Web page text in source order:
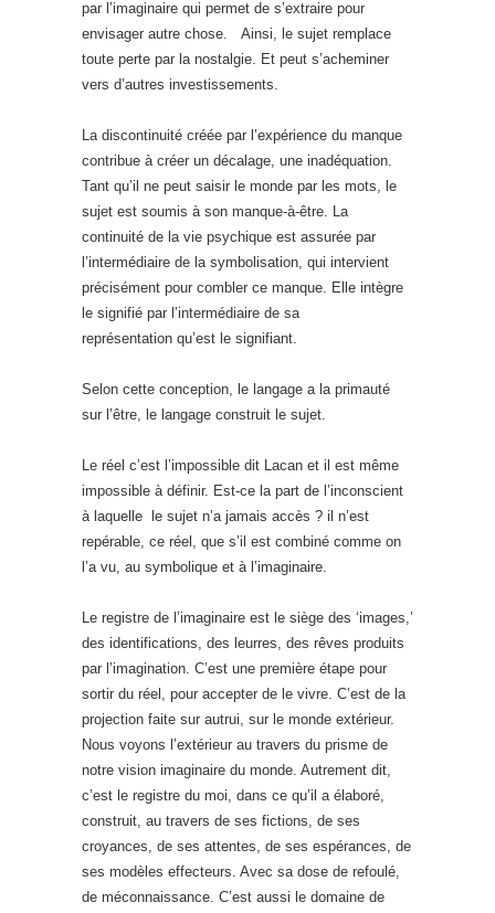
par l’imaginaire qui permet de s’extraire pour
envisager autre chose. Ainsi, le sujet remplace
toute perte par la nostalgie. Et peut s’acheminer
vers d’autres investissements.
La discontinuité créée par l’expérience du manque
contribue à créer un décalage, une inadéquation.
Tant qu’il ne peut saisir le monde par les mots, le
sujet est soumis à son manque-à-être. La
continuité de la vie psychique est assurée par
l’intermédiaire de la symbolisation, qui intervient
précisément pour combler ce manque. Elle intègre
le signifié par l’intermédiaire de sa
représentation qu’est le signifiant.
Selon cette conception, le langage a la primauté
sur l’être, le langage construit le sujet.
Le réel c’est l’impossible dit Lacan et il est même
impossible à définir. Est-ce la part de l’inconscient
à laquelle le sujet n’a jamais accès ? il n’est
repérable, ce réel, que s’il est combiné comme on
l’a vu, au symbolique et à l’imaginaire.
Le registre de l’imaginaire est le siège des ‘images,’
des identifications, des leurres, des rêves produits
par l’imagination. C’est une première étape pour
sortir du réel, pour accepter de le vivre. C’est de la
projection faite sur autrui, sur le monde extérieur.
Nous voyons l’extérieur au travers du prisme de
notre vision imaginaire du monde. Autrement dit,
c’est le registre du moi, dans ce qu’il a élaboré,
construit, au travers de ses fictions, de ses
croyances, de ses attentes, de ses espérances, de
ses modèles effecteurs. Avec sa dose de refoulé,
de méconnaissance. C’est aussi le domaine de